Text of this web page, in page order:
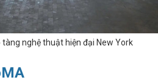
tàng nghệ thuật hiện đại New York